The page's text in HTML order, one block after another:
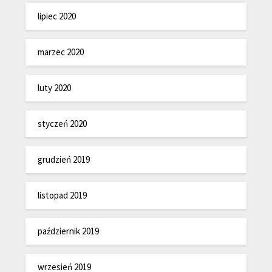
lipiec 2020
marzec 2020
luty 2020
styczeń 2020
grudzień 2019
listopad 2019
październik 2019
wrzesień 2019